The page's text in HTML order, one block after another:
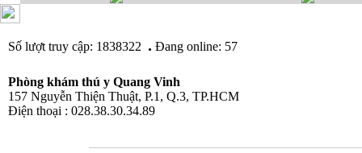
Số lượt truy cập: 1838322 . Đang online: 57
Phòng khám thú y Quang Vinh
157 Nguyễn Thiện Thuật, P.1, Q.3, TP.HCM
Điện thoại : 028.38.30.34.89